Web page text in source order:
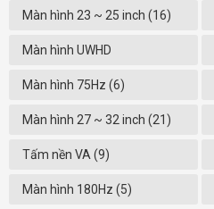
Màn hình 23 ~ 25 inch (16)
Màn hình UWHD
(2560X1080) (2)
Màn hình 75Hz (6)
Màn hình 27 ~ 32 inch (21)
Tấm nền VA (9)
Màn hình 180Hz (5)